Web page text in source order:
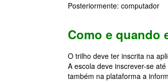
Posteriormente: computador
Como e quando
O trilho deve ter inscrita na
A escola deve inscrever-se até
também na plataforma a